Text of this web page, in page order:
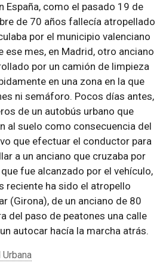
España, como el pasado 19 de
de 70 años fallecía atropellado
por el municipio valenciano
ese mes, en Madrid, otro anciano
por un camión de limpieza
en una zona en la que
ni semáforo. Pocos días antes,
de un autobús urbano que
al suelo como consecuencia del
que efectuar el conductor para
a un anciano que cruzaba por
fue alcanzado por el vehículo,
reciente ha sido el atropello
(Girona), de un anciano de 80
del paso de peatones una calle
autocar hacía la marcha atrás.